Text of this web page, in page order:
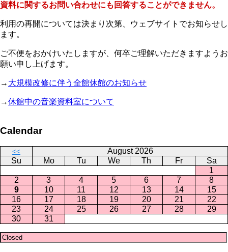
資料に関するお問い合わせにも回答することができません。
利用の再開については決まり次第、ウェブサイトでお知らせし
ます。
ご不便をおかけいたしますが、何卒ご理解いただきますようお
願い申し上げます。
→ 大規模改修に伴う全館休館のお知らせ
→休館中の音楽資料室について
Calendar
<<
August 2026
Su
Mo Tu We Th Fr
Sa
1
2
3 4 5 6 7
8
9
10 11 12 13 14
15
16
17 18 19 20 21
22
23
24 25 26 27 28
29
30
31